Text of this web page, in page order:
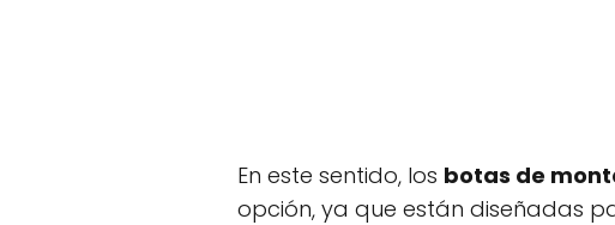
En este sentido, los botas de
opción, ya que están diseñadas